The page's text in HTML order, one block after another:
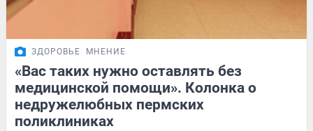
ЗДОРОВЬЕ МНЕНИЕ
«Вас таких нужно оставлять без
медицинской помощи». Колонка о
недружелюбных пермских
поликлиниках